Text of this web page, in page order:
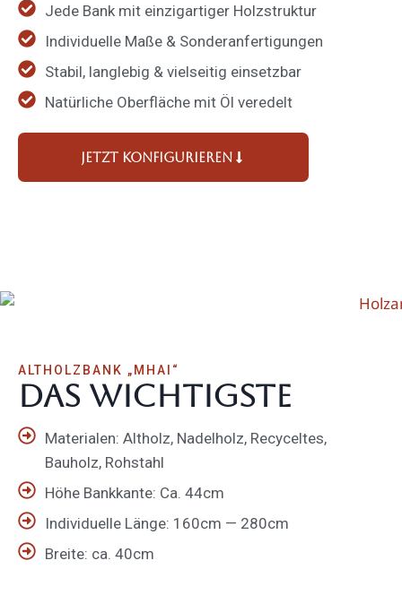
Jede Bank mit einzig­ar­tiger Holzstruktur
Indivi­duelle Maße & Sonder­an­fer­ti­gungen
Stabil, langlebig & vielseitig einsetzbar
Natür­liche Oberfläche mit Öl veredelt
Jetzt konfi­gu­rieren
ALTHOLZBANK „MHAI“
Das wichtigste
Materialen: Altholz, Nadelholz, Recyceltes,
Bauholz, Rohstahl
Höhe Bankkante: Ca. 44cm
Indivi­duelle Länge: 160cm — 280cm
Breite: ca. 40cm